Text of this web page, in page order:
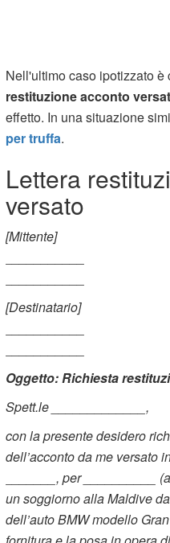
Nell'ultimo caso ipotizzato
restituzione acconto
effetto. In una situazione
per truffa.
Lettera
versato
[Mittente]
[Destinatario]
Oggetto: Richiesta
Spett.le _____________,
con la presente desidero
dell’acconto da me versato
_______, per __________
un soggiorno alla Maldive
dell’auto BMW modello